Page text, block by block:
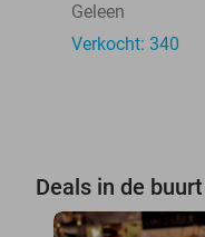
Geleen
Verkocht: 340
Deals in de